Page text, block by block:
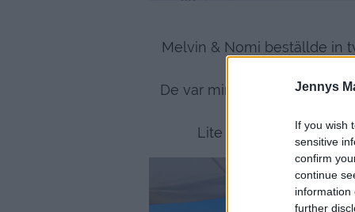
Jennys
If you wish
sensitive
confirm
continue
information
further
Melvin & Nomi beställde in
De var minst sagt lite
Lite mer badande